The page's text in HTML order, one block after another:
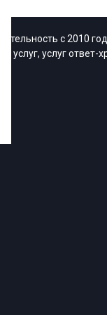
с 2010
услуг ответ-